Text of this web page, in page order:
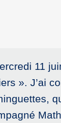
11
». J’ai